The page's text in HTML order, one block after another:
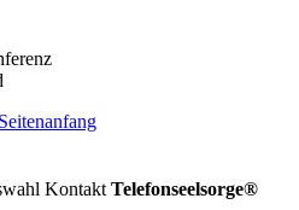
Seitenanfang
Telefonseelsorge®